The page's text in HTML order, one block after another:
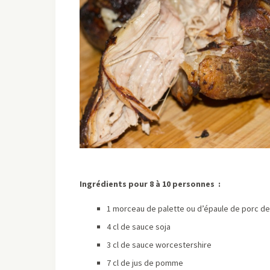
Ingrédients pour 8 à 10 personnes :
1 morceau de palette ou d’épaule de porc
4 cl de sauce soja
3 cl de sauce worcestershire
7 cl de jus de pomme